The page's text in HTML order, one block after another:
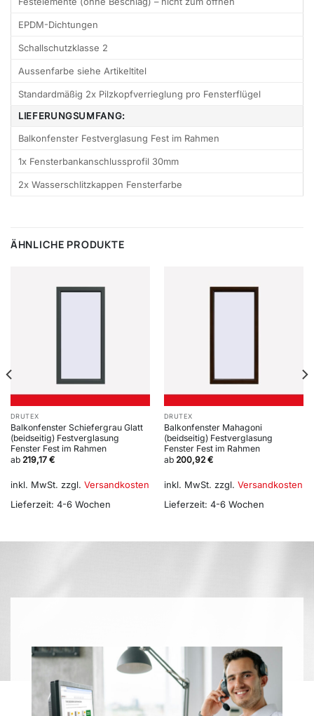
EPDM-Dichtungen
Schallschutzklasse 2
Aussenfarbe siehe Artikeltitel
Standardmäßig 2x Pilzkopfverrieglung pro Fensterflügel
LIEFERUNGSUMFANG:
Balkonfenster Festverglasung Fest im Rahmen
1x Fensterbankanschlussprofil 30mm
2x Wasserschlitzkappen Fensterfarbe
ÄHNLICHE PRODUKTE
DRUTEX
Balkonfenster Schiefergrau Glatt
(beidseitig) Festverglasung
Fenster Fest im Rahmen
ab 219,17 €
inkl. MwSt. zzgl. Versandkosten
Lieferzeit: 4-6 Wochen
DRUTEX
Balkonfenster Mahagoni
(beidseitig) Festverglasung
Fenster Fest im Rahmen
ab 200,92 €
inkl. MwSt. zzgl. Versandkosten
Lieferzeit: 4-6 Wochen